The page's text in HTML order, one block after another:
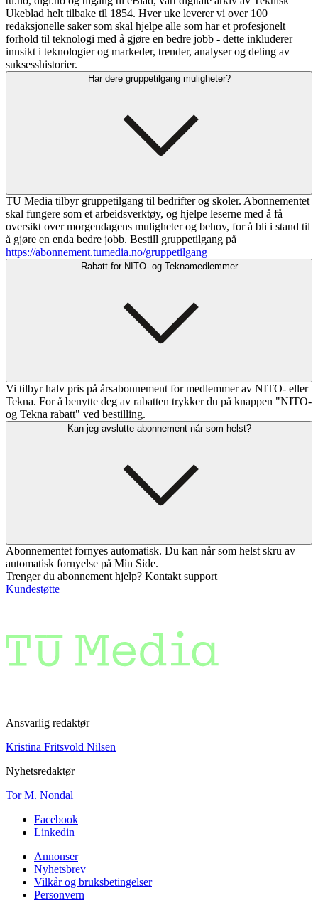
Ukeblad helt tilbake til 1854. Hver uke leverer vi over 100
redaksjonelle saker som skal hjelpe alle som har et profesjonelt
forhold til teknologi med å gjøre en bedre jobb - dette inkluderer
innsikt i teknologier og markeder, trender, analyser og deling av
suksesshistorier.
Har dere gruppetilgang muligheter?
TU Media tilbyr gruppetilgang til bedrifter og skoler. Abonnementet
skal fungere som et arbeidsverktøy, og hjelpe leserne med å få
oversikt over morgendagens muligheter og behov, for å bli i stand til
å gjøre en enda bedre jobb. Bestill gruppetilgang på
https://abonnement.tumedia.no/gruppetilgang
Rabatt for NITO- og Teknamedlemmer
Vi tilbyr halv pris på årsabonnement for medlemmer av NITO- eller
Tekna. For å benytte deg av rabatten trykker du på knappen "NITO-
og Tekna rabatt" ved bestilling.
Kan jeg avslutte abonnement når som helst?
Abonnementet fornyes automatisk. Du kan når som helst skru av
automatisk fornyelse på Min Side.
Trenger du abonnement hjelp? Kontakt support
Kundestøtte
Ansvarlig redaktør
Kristina Fritsvold Nilsen
Nyhetsredaktør
Tor M. Nondal
Facebook
Linkedin
Annonser
Nyhetsbrev
Vilkår og bruksbetingelser
Personvern